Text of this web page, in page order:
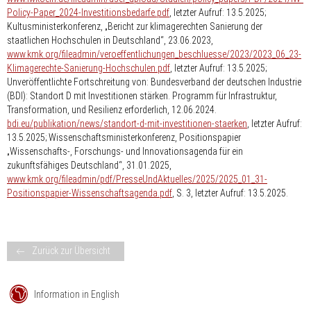
Policy-Paper_2024-Investitionsbedarfe.pdf , letzter Aufruf: 13.5.2025;
Kultusministerkonferenz, „Bericht zur klimagerechten Sanierung der
staatlichen Hochschulen in Deutschland“, 23.06.2023,
www.kmk.org/fileadmin/veroeffentlichungen_beschluesse/2023/2023_06_23-
Klimagerechte-Sanierung-Hochschulen.pdf , letzter Aufruf: 13.5.2025;
Unveröffentlichte Fortschreitung von: Bundesverband der deutschen Industrie
(BDI): Standort D mit Investitionen stärken. Programm für Infrastruktur,
Transformation, und Resilienz erforderlich, 12.06.2024.
bdi.eu/publikation/news/standort-d-mit-investitionen-staerken , letzter Aufruf:
13.5.2025; Wissenschaftsministerkonferenz, Positionspapier
„Wissenschafts-, Forschungs- und Innovationsagenda für ein
zukunftsfähiges Deutschland“, 31.01.2025,
www.kmk.org/fileadmin/pdf/PresseUndAktuelles/2025/2025_01_31-
Positionspapier-Wissenschaftsagenda.pdf , S. 3, letzter Aufruf: 13.5.2025.
Zurück zur Übersicht
Information in English